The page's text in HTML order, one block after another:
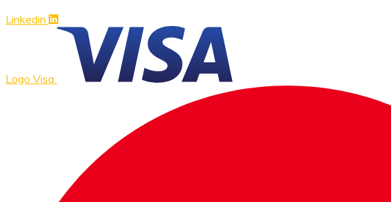
Linkedin
Logo Visa